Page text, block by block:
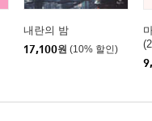
내란의 밤
17,100원 (10% 할인)